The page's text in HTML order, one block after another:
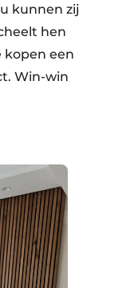
kunnen zij
hen
kopen een
Win-win